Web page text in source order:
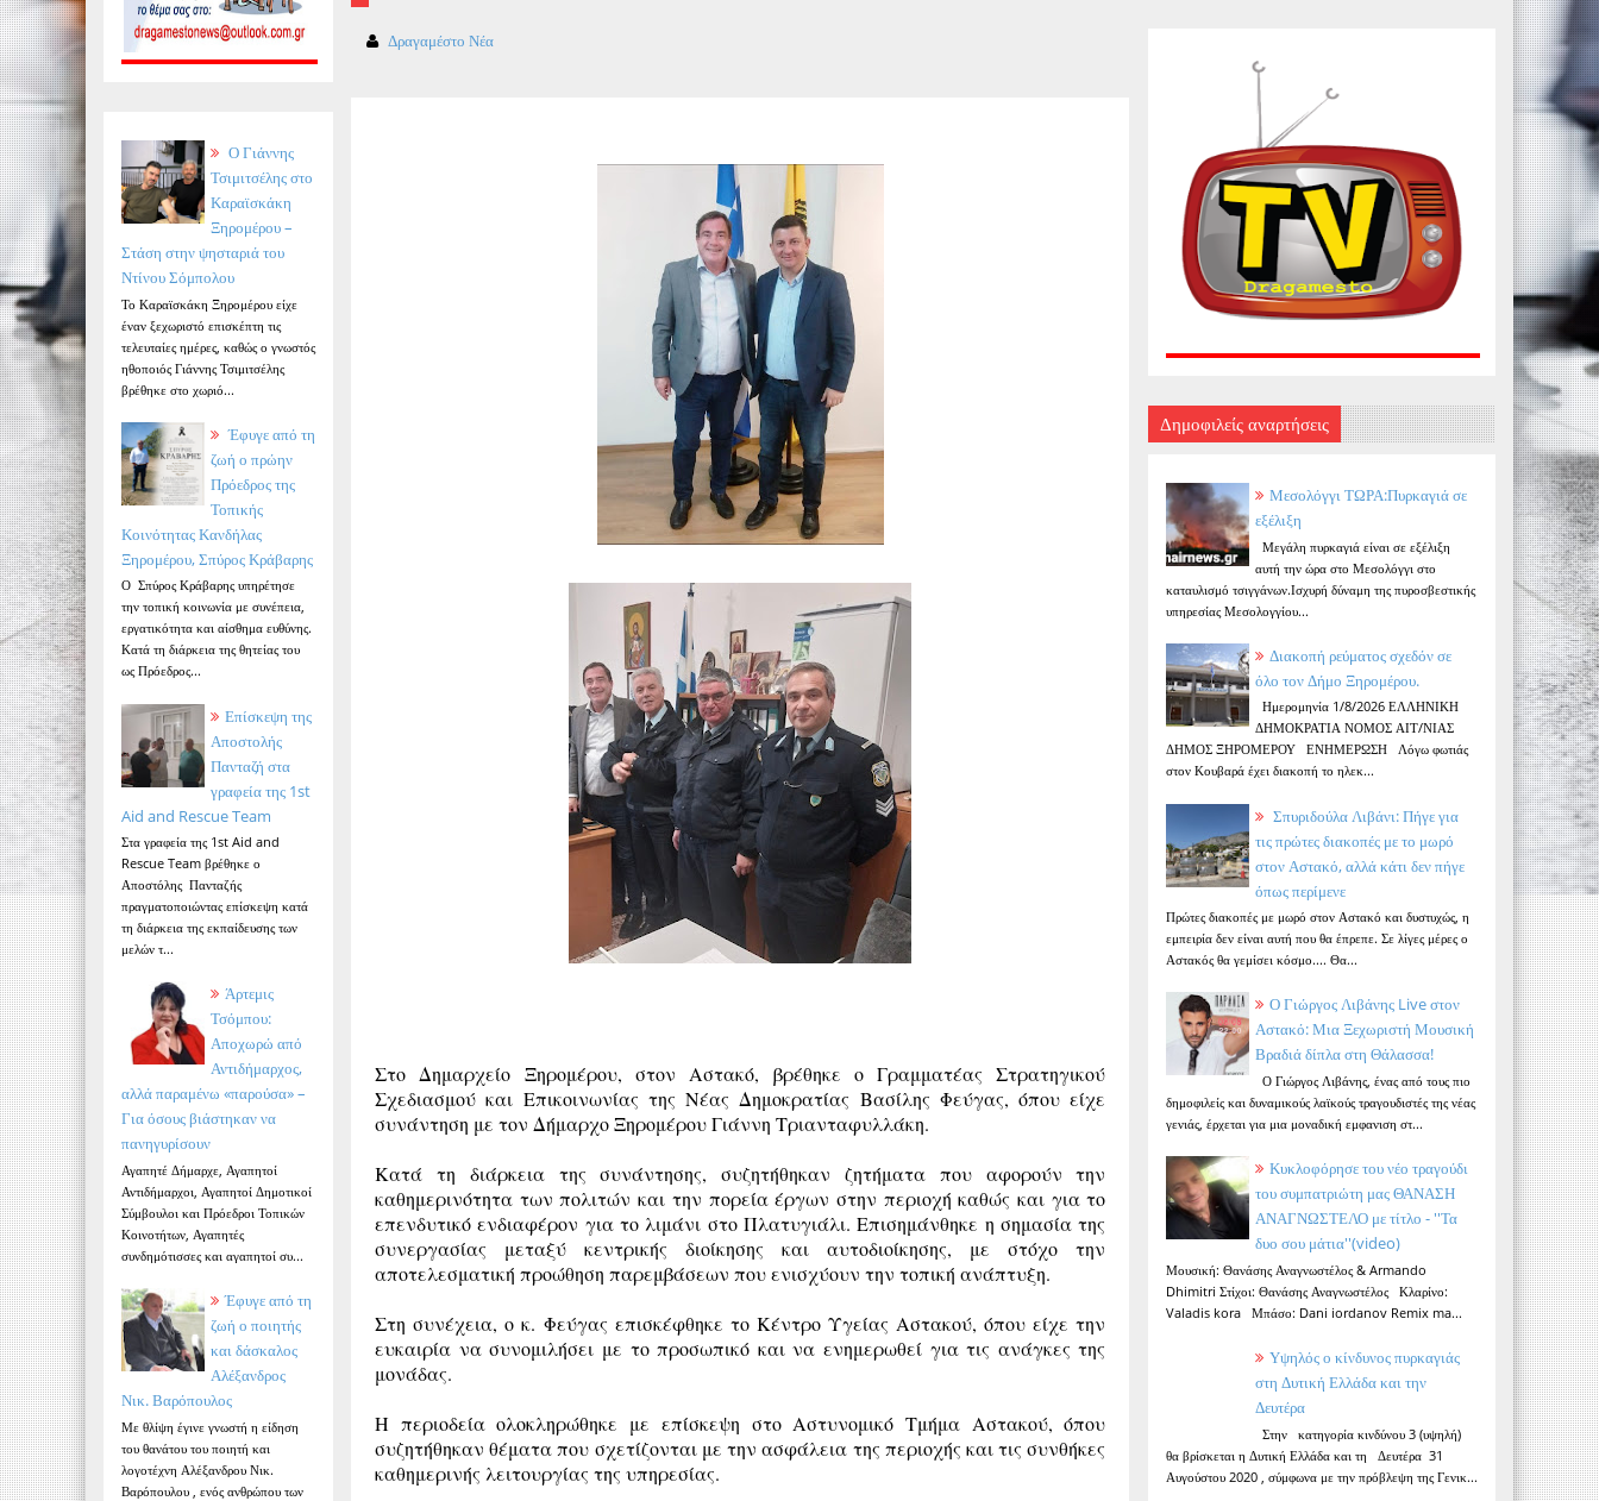
Ο Γιάννης
Τσιμιτσέλης στο
Καραϊσκάκη
Ξηρομέρου –
Στάση στην ψησταριά του
Ντίνου Σόμπολου
Το Καραϊσκάκη Ξηρομέρου είχε
έναν ξεχωριστό επισκέπτη τις
τελευταίες ημέρες, καθώς ο γνωστός
ηθοποιός Γιάννης Τσιμιτσέλης
βρέθηκε στο χωριό...
Έφυγε από τη
ζωή ο πρώην
Πρόεδρος της
Τοπικής
Κοινότητας Κανδήλας
Ξηρομέρου, Σπύρος Κράβαρης
Ο Σπύρος Κράβαρης υπηρέτησε
την τοπική κοινωνία με συνέπεια,
εργατικότητα και αίσθημα ευθύνης.
Κατά τη διάρκεια της θητείας του
ως Πρόεδρος...
Επίσκεψη της
Αποστολής
Πανταζή στα
γραφεία της 1st
Aid and Rescue Team
Στα γραφεία της 1st Aid and
Rescue Team βρέθηκε ο
Αποστόλης Πανταζής
πραγματοποιώντας επίσκεψη κατά
τη διάρκεια της εκπαίδευσης των
μελών τ...
Άρτεμις
Τσόμπου:
Αποχωρώ από
Αντιδήμαρχος,
αλλά παραμένω «παρούσα» –
Για όσους βιάστηκαν να
πανηγυρίσουν
Αγαπητέ Δήμαρχε, Αγαπητοί
Αντιδήμαρχοι, Αγαπητοί Δημοτικοί
Σύμβουλοι και Πρόεδροι Τοπικών
Κοινοτήτων, Αγαπητές
συνδημότισσες και αγαπητοί συ...
Έφυγε από τη
ζωή ο ποιητής
και δάσκαλος
Αλέξανδρος
Νικ. Βαρόπουλος
Με θλίψη έγινε γνωστή η είδηση
του θανάτου του ποιητή και
λογοτέχνη Αλέξανδρου Νικ.
Βαρόπουλου , ενός ανθρώπου των
Δραγαμέστο Νέα
Στο Δημαρχείο Ξηρομέρου, στον Αστακό, βρέθηκε ο Γραμματέας Στρατηγικού
Σχεδιασμού και Επικοινωνίας της Νέας Δημοκρατίας Βασίλης Φεύγας, όπου είχε
συνάντηση με τον Δήμαρχο Ξηρομέρου Γιάννη Τριανταφυλλάκη.
Κατά τη διάρκεια της συνάντησης, συζητήθηκαν ζητήματα που αφορούν την
καθημερινότητα των πολιτών και την πορεία έργων στην περιοχή καθώς και για το
επενδυτικό ενδιαφέρον για το λιμάνι στο Πλατυγιάλι. Επισημάνθηκε η σημασία της
συνεργασίας μεταξύ κεντρικής διοίκησης και αυτοδιοίκησης, με στόχο την
αποτελεσματική προώθηση παρεμβάσεων που ενισχύουν την τοπική ανάπτυξη.
Στη συνέχεια, ο κ. Φεύγας επισκέφθηκε το Κέντρο Υγείας Αστακού, όπου είχε την
ευκαιρία να συνομιλήσει με το προσωπικό και να ενημερωθεί για τις ανάγκες της
μονάδας.
Η περιοδεία ολοκληρώθηκε με επίσκεψη στο Αστυνομικό Τμήμα Αστακού, όπου
συζητήθηκαν θέματα που σχετίζονται με την ασφάλεια της περιοχής και τις συνθήκες
καθημερινής λειτουργίας της υπηρεσίας.
Δημοφιλείς αναρτήσεις
Μεσολόγγι ΤΩΡΑ:Πυρκαγιά σε
εξέλιξη
Μεγάλη πυρκαγιά είναι σε εξέλιξη
αυτή την ώρα στο Μεσολόγγι στο
καταυλισμό τσιγγάνων.Ισχυρή δύναμη της πυροσβεστικής
υπηρεσίας Μεσολογγίου...
Διακοπή ρεύματος σχεδόν σε
όλο τον Δήμο Ξηρομέρου.
Ημερομηνία 1/8/2026 ΕΛΛΗΝΙΚΗ
ΔΗΜΟΚΡΑΤΙΑ ΝΟΜΟΣ ΑΙΤ/ΝΙΑΣ
ΔΗΜΟΣ ΞΗΡΟΜΕΡΟΥ ΕΝΗΜΕΡΩΣΗ Λόγω φωτιάς
στον Κουβαρά έχει διακοπή το ηλεκ...
Σπυριδούλα Λιβάνι: Πήγε για
τις πρώτες διακοπές με το μωρό
στον Αστακό, αλλά κάτι δεν πήγε
όπως περίμενε
Πρώτες διακοπές με μωρό στον Αστακό και δυστυχώς, η
εμπειρία δεν είναι αυτή που θα έπρεπε. Σε λίγες μέρες ο
Αστακός θα γεμίσει κόσμο.... Θα...
Ο Γιώργος Λιβάνης Live στον
Αστακό: Μια Ξεχωριστή Μουσική
Βραδιά δίπλα στη Θάλασσα!
Ο Γιώργος Λιβάνης, ένας από τους πιο
δημοφιλείς και δυναμικούς λαϊκούς τραγουδιστές της νέας
γενιάς, έρχεται για μια μοναδική εμφανιση στ...
Κυκλοφόρησε του νέο τραγούδι
του συμπατριώτη μας ΘΑΝΑΣΗ
ΑΝΑΓΝΩΣΤΕΛΟ με τίτλο - ''Τα
δυο σου μάτια''(video)
Μουσική: Θανάσης Αναγνωστέλος & Armando
Dhimitri Στίχοι: Θανάσης Αναγνωστέλος Κλαρίνο:
Valadis kora Μπάσο: Dani iordanov Remix ma...
Υψηλός ο κίνδυνος πυρκαγιάς
στη Δυτική Ελλάδα και την
Δευτέρα
Στην κατηγορία κινδύνου 3 (υψηλή)
θα βρίσκεται η Δυτική Ελλάδα και τη Δευτέρα 31
Αυγούστου 2020 , σύμφωνα με την πρόβλεψη της Γενικ...